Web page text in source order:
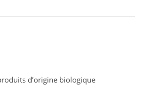
d’origine biologique